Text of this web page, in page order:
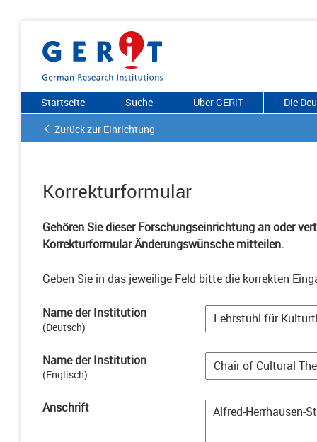
Startseite Suche Über GERiT
Die
Zurück zur Einrichtung
Korrekturformular
Gehören Sie dieser Forschungseinrichtung an oder
Korrekturformular Änderungswünsche mitteilen.
Geben Sie in das jeweilige Feld bitte die korrekten
Name der Institution
(Deutsch)
Name der Institution
(Englisch)
Anschrift